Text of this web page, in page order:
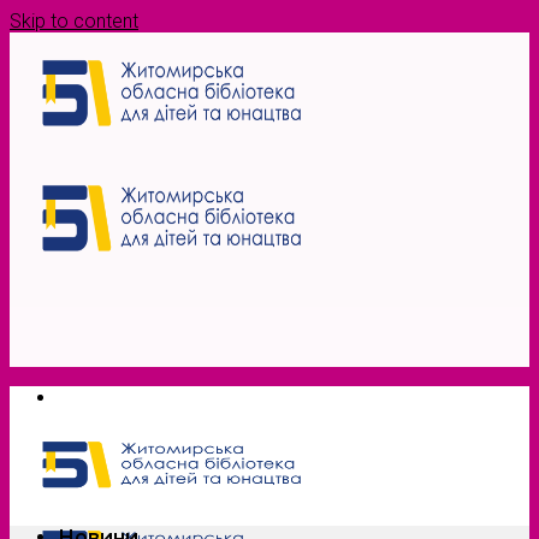
Skip to content